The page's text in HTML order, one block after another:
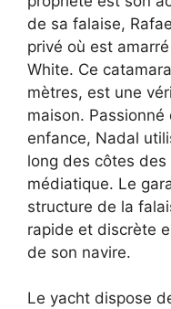
de sa falaise,
privé où est
White. Ce
mètres, est une
maison.
enfance, Nadal
long des côtes
médiatique. Le
structure de la
rapide et discrète
de son navire.
Le yacht dispose